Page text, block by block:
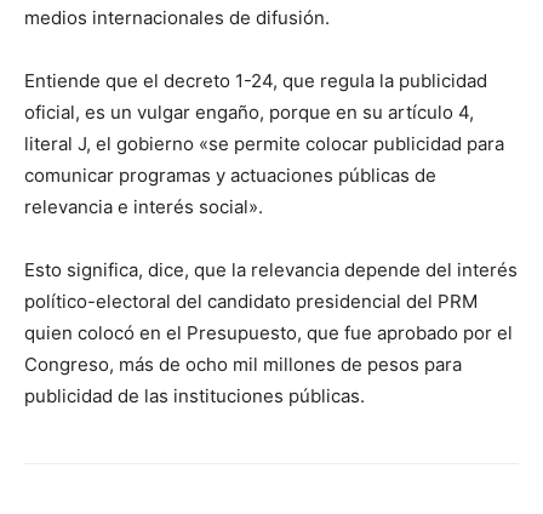
medios internacionales de difusión.
Entiende que el decreto 1-24, que regula la publicidad
oficial, es un vulgar engaño, porque en su artículo 4,
literal J, el gobierno «se permite colocar publicidad para
comunicar programas y actuaciones públicas de
relevancia e interés social».
Esto significa, dice, que la relevancia depende del interés
político-electoral del candidato presidencial del PRM
quien colocó en el Presupuesto, que fue aprobado por el
Congreso, más de ocho mil millones de pesos para
publicidad de las instituciones públicas.